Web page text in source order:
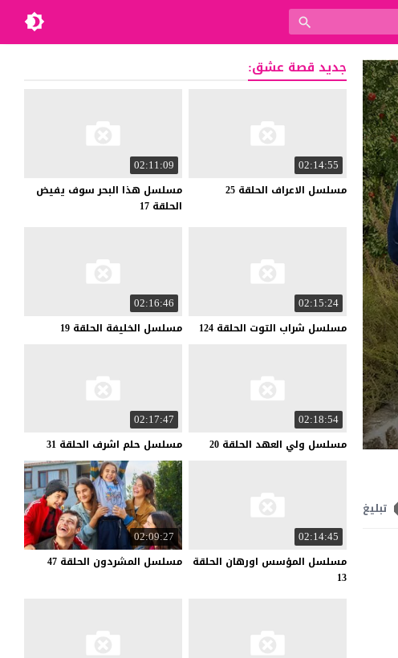
تبليغ
جديد قصة عشق:
02:14:55
مسلسل الاعراف الحلقة 25
02:11:09
مسلسل هذا البحر سوف يفيض
الحلقة 17
02:15:24
مسلسل شراب التوت الحلقة 124
02:16:46
مسلسل الخليفة الحلقة 19
02:18:54
مسلسل ولي العهد الحلقة 20
02:17:47
مسلسل حلم اشرف الحلقة 31
02:14:45
مسلسل المؤسس اورهان الحلقة
13
02:09:27
مسلسل المشردون الحلقة 47